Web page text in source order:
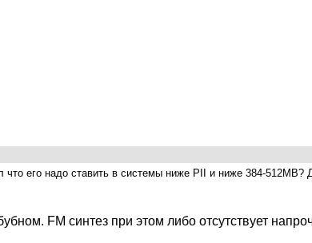
его надо ставить в системы ниже PII и ниже 384-512MB?
FM синтез при этом либо отсутствует